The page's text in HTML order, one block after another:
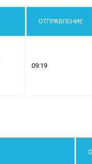
ОТПРАВЛЕНИЕ
09:19